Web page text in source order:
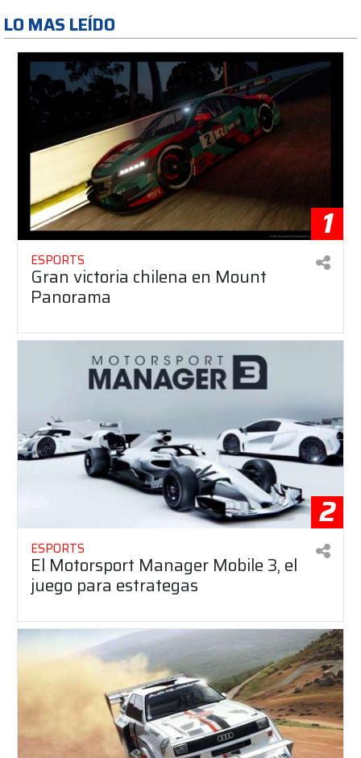
LO MAS LEÍDO
1
ESPORTS
Gran victoria chilena en Mount
Panorama
2
ESPORTS
El Motorsport Manager Mobile 3, el
juego para estrategas